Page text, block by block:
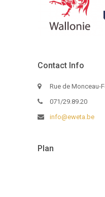
Contact Info
Rue de Monceau-
071/29.89.20
info@eweta.be
Plan